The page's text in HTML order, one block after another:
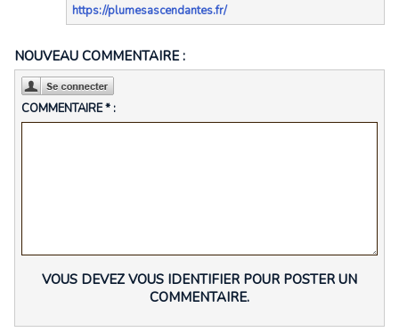
https://plumesascendantes.fr/
NOUVEAU COMMENTAIRE :
COMMENTAIRE * :
VOUS DEVEZ VOUS IDENTIFIER POUR POSTER UN
COMMENTAIRE.